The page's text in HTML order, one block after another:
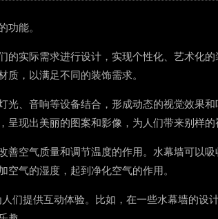
功能。
的实际需求进行设计，实现个性化、艺术化
质，以满足不同的装饰需求。
光、音响等设备结合，形成动态的视觉效果
呈现出美丽的图案和影像，为人们带来别样的
善空气质量和调节温度的作用。水幕墙可以
空气的湿度，起到净化空气的作用。
们提供互动体验。比如，在一些水幕墙的设